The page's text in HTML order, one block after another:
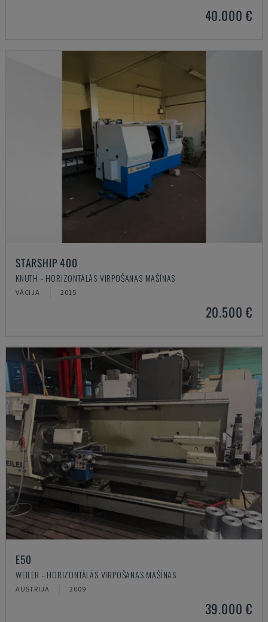
40.000 €
STARSHIP 400
KNUTH - HORIZONTĀLĀS VIRPOŠANAS MAŠĪNAS
VĀCIJA 2015
20.500 €
E50
WEILER - HORIZONTĀLĀS VIRPOŠANAS MAŠĪNAS
AUSTRIJA 2009
39.000 €